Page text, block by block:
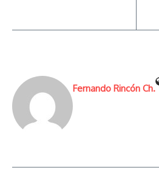
Fernando Rincón Ch.